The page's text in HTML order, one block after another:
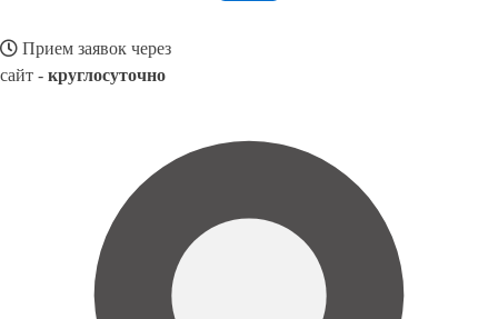
Прием заявок через
сайт - круглосуточно